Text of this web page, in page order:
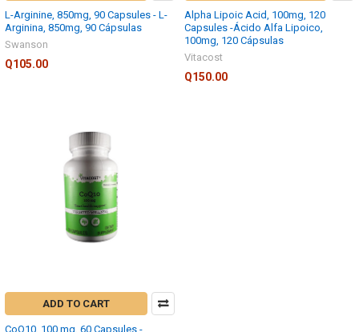
L-Arginine, 850mg, 90 Capsules - L-
Arginina, 850mg, 90 Cápsulas
Swanson
Q105.00
Alpha Lipoic Acid, 100mg, 120
Capsules -Ácido Alfa Lipoico,
100mg, 120 Cápsulas
Vitacost
Q150.00
ADD TO CART
CoQ10, 100 mg, 60 Capsules -